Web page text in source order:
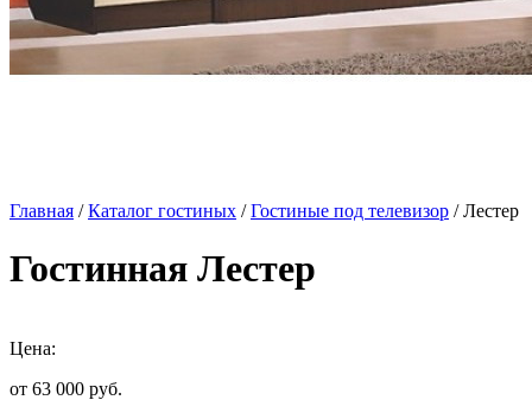
Главная /Каталог гостиных /Гостиные под телевизор / Лестер
Гостинная Лестер
Цена:
от 63 000 руб.